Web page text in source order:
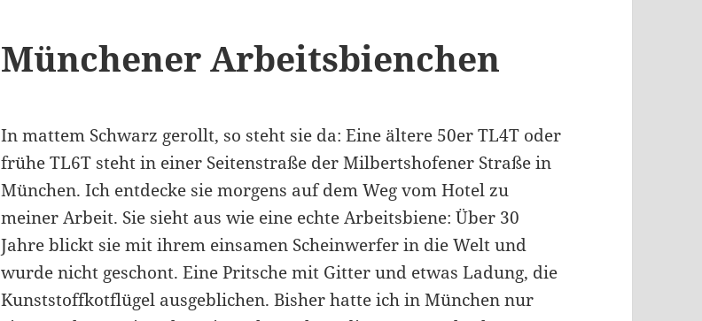
Münchener Arbeitsbienchen
In mattem Schwarz gerollt, so steht sie da: Eine ältere 50er TL4T oder
frühe TL6T steht in einer Seitenstraße der Milbertshofener Straße in
München. Ich entdecke sie morgens auf dem Weg vom Hotel zu
meiner Arbeit. Sie sieht aus wie eine echte Arbeitsbiene: Über 30
Jahre blickt sie mit ihrem einsamen Scheinwerfer in die Welt und
wurde nicht geschont. Eine Pritsche mit Gitter und etwas Ladung, die
Kunststoffkotflügel ausgeblichen. Bisher hatte ich in München nur